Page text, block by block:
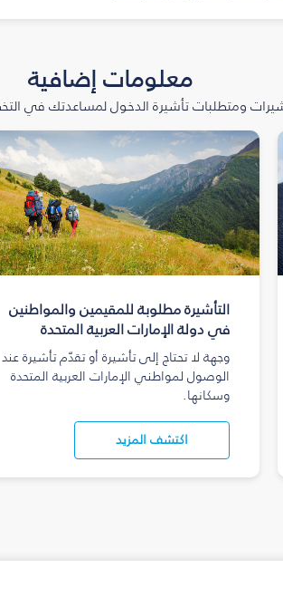
معلومات إضافية
ومتطلبات تأشيرة الدخول لمساعدتك في
التأشيرة مطلوبة للمقيمين والمواطنين
في دولة الإمارات العربية المتحدة
وجهة لا تحتاج إلى تأشيرة أو تقدّم تأشيرة عند
الوصول لمواطني الإمارات العربية المتحدة
وسكانها.
اكتشف المزيد